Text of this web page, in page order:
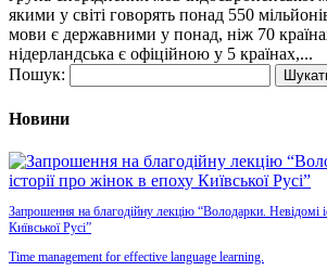
якими у світі говорять понад 550
мови є державними у понад, ніж 70
нідерландська є офіційною у 5 країнах,...
Пошук:
Новини
Запрошення на благодійну лекцію “Володарки. Невідомі
Київської Русі”
Time management for effective language learning.